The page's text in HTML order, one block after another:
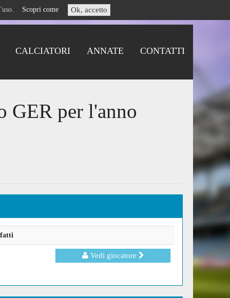
l'uso. Scopri come Ok, accetto
CALCIATORI ANNATE CONTATTI
GER per l'anno
Vedi giocatore